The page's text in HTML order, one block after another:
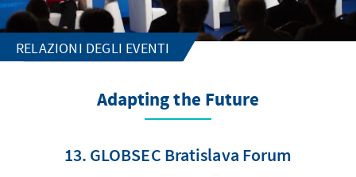
RELAZIONI DEGLI EVENTI
Adapting the Future
13. GLOBSEC Bratislava Forum